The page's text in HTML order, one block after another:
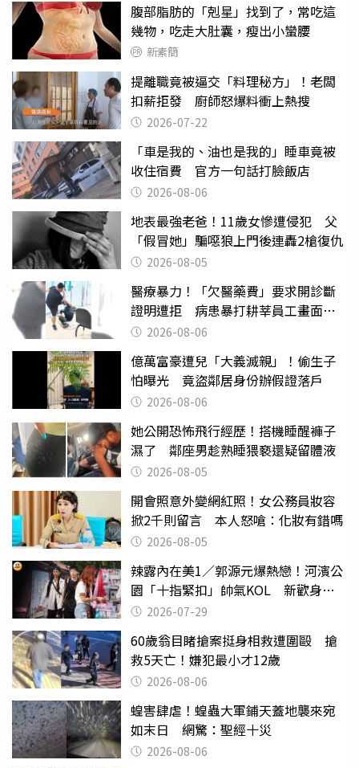
腹部脂肪的「剋星」找到了，常吃這
幾物，吃走大肚囊，瘦出小蠻腰
新素簡
提離職竟被逼交「料理秘方」！老闆
扣薪拒發 廚師怒爆料衝上熱搜
2026-07-22
「車是我的、油也是我的」睡車竟被
收住宿費 官方一句話打臉飯店
2026-08-06
地表最強老爸！11歲女慘遭侵犯 父
「假冒她」騙噁狼上門後連轟2槍復仇
2026-08-05
醫療暴力！「欠醫藥費」要求開診斷
證明遭拒 病患暴打耕莘員工畫面曝
光 2026-08-06
億萬富豪遭兒「大義滅親」！偷生子
怕曝光 竟盜鄰居身份辦假證落戶
2026-08-06
她公開恐怖飛行經歷！搭機睡醒褲子
濕了 鄰座男趁熟睡猥褻還疑留體液
2026-08-05
開會照意外變網紅照！女公務員妝容
掀2千則留言 本人怒嗆：化妝有錯嗎
2026-08-05
辣露內在美1／郭源元爆熱戀！河濱公
園「十指緊扣」帥氣KOL 新歡身份
曝光2026-07-29
60歲翁目睹搶案挺身相救遭圍毆 搶
救5天亡！嫌犯最小才12歲
2026-08-06
蝗害肆虐！蝗蟲大軍鋪天蓋地襲來宛
如末日 網驚：聖經十災
2026-08-06